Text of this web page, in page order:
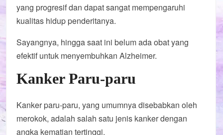
yang progresif dan dapat sangat mempengaruhi
kualitas hidup penderitanya.
Sayangnya, hingga saat ini belum ada obat yang
efektif untuk menyembuhkan Alzheimer.
Kanker Paru-paru
Kanker paru-paru, yang umumnya disebabkan oleh
merokok, adalah salah satu jenis kanker dengan
angka kematian tertinggi.